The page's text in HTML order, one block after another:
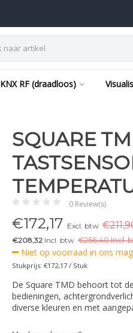
KNX RF (draadloos)
SQUARE
0 Review(s)
€172,17 Excl. btw
€208,32 Incl. btw €256,40 Incl.
Niet op voorraad in ons
Stukprijs: €172,17 / Stuk
De Square TMD behoort tot
bedieningen,
diverse kleuren en met